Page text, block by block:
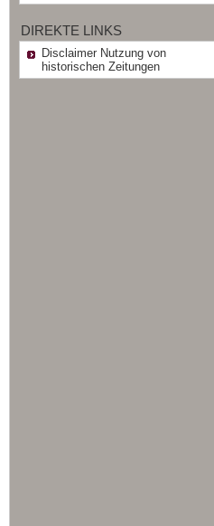
DIREKTE LINKS
Disclaimer Nutzung von
historischen Zeitungen